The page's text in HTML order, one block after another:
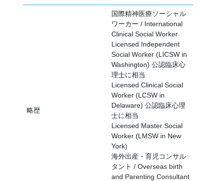
略歴
国際精神医療ソーシャル
ワーカー / International
Clinical Social Worker
Licensed Independent
Social Worker (LICSW in
Washington) 公認臨床心
理士に相当
Licensed Clinical Social
Worker (LCSW in
Delaware) 公認臨床心理
士に相当
Licensed Master Social
Worker (LMSW in New
York)
海外出産・育児コンサル
タント / Overseas birth
and Parenting Consultant